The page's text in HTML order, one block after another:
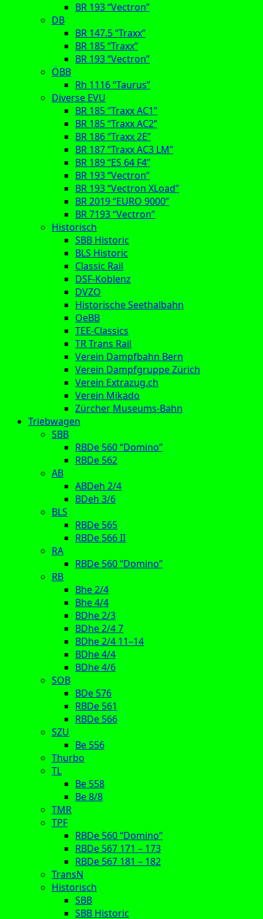
BR 193 “Vectron”
DB
BR 147.5 “Traxx”
BR 185 “Traxx”
BR 193 “Vectron”
ÖBB
Rh 1116 “Taurus”
Diverse EVU
BR 185 “Traxx AC1”
BR 185 “Traxx AC2”
BR 186 “Traxx 2E”
BR 187 “Traxx AC3 LM”
BR 189 “ES 64 F4”
BR 193 “Vectron”
BR 193 “Vectron XLoad”
BR 2019 “EURO 9000”
BR 7193 “Vectron”
Historisch
SBB Historic
BLS Historic
Classic Rail
DSF-Koblenz
DVZO
Historische Seethalbahn
OeBB
TEE-Classics
TR Trans Rail
Verein Dampfbahn Bern
Verein Dampfgruppe Zürich
Verein Extrazug.ch
Verein Mikado
Zürcher Museums-Bahn
Triebwagen
SBB
RBDe 560 “Domino”
RBDe 562
AB
ABDeh 2/4
BDeh 3/6
BLS
RBDe 565
RBDe 566 II
RA
RBDe 560 “Domino”
RB
Bhe 2/4
Bhe 4/4
BDhe 2/3
BDhe 2/4 7
BDhe 2/4 11–14
BDhe 4/4
BDhe 4/6
SOB
BDe 576
RBDe 561
RBDe 566
SZU
Be 556
Thurbo
TL
Be 558
Be 8/8
TMR
TPF
RBDe 560 “Domino”
RBDe 567 171 – 173
RBDe 567 181 – 182
TransN
Historisch
SBB
SBB Historic